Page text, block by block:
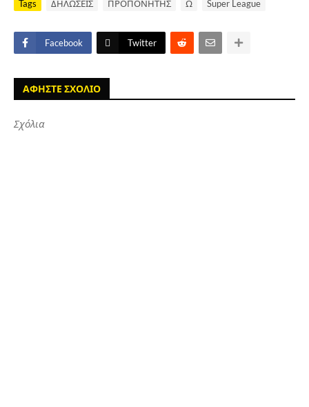
Tags ΔΗΛΩΣΕΙΣ ΠΡΟΠΟΝΗΤΗΣ Ω Super League
Facebook Twitter
ΑΦΗΣΤΕ ΣΧΟΛΙΟ
Σχόλια